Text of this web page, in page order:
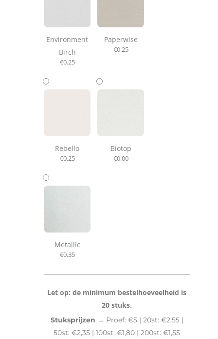
Environment
Birch
€0.25
Paperwise
€0.25
Rebello
€0.25
Biotop
€0.00
Metallic
€0.35
Let op: de minimum bestelhoeveelheid is
20 stuks.
Stuksprijzen → Proef: €5 | 20st: €2,55 |
50st: €2,35 | 100st: €1,80 | 200st: €1,55